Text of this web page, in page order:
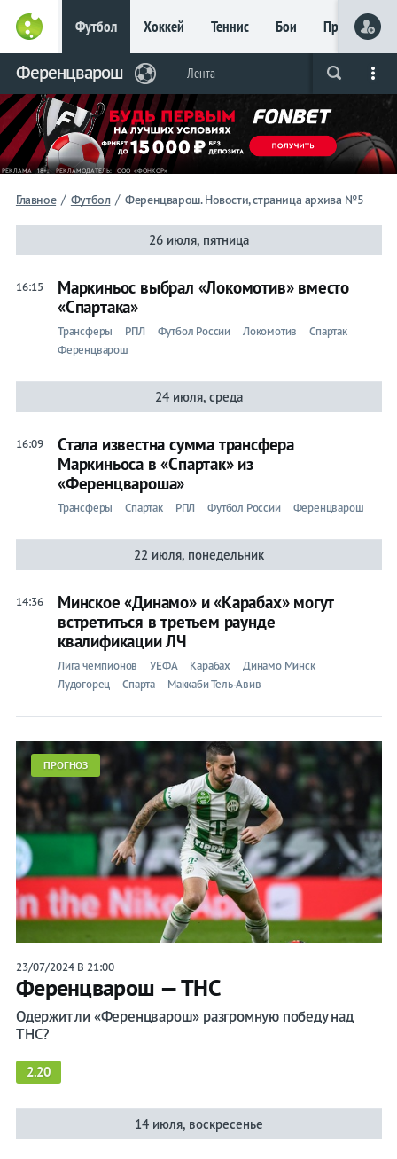
Футбол Хоккей Теннис Бои Прочие
Live Вся лента Прогнозы Букмекеры
Ференцварош Лента
Главное / Футбол / Ференцварош. Новости, страница архива №5
26 июля, пятница
16:15
Маркиньос выбрал «Локомотив» вместо
«Спартака»
Трансферы РПЛ Футбол России Локомотив
Спартак
Ференцварош
24 июля, среда
16:09
Стала известна сумма трансфера
Маркиньоса в «Спартак» из
«Ференцвароша»
Трансферы Спартак РПЛ Футбол России Ференцварош
22 июля, понедельник
14:36
Минское «Динамо» и «Карабах» могут
встретиться в третьем раунде
квалификации ЛЧ
Лига чемпионов УЕФА Карабах
Динамо Минск
Лудогорец
Спарта Маккаби Тель-Авив
ПРОГНОЗ
23/07/2024 В 21:00
Ференцварош — ТНС
Одержит ли «Ференцварош» разгромную победу над
ТНС?
2.20
14 июля, воскресенье
Главное
Фрибет
до 15
000 ₽
Новым
игрокам, без
условий
Футбол
Лента
на спорт
Букмекеры
Хоккей
Теннис
Бои
Прочие
Игры